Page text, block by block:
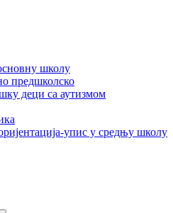
школу
предшколско
деци са аутизмом
упис у средњу школу